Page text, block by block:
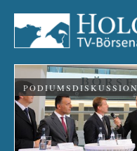
PODIUMSDISKUSSION